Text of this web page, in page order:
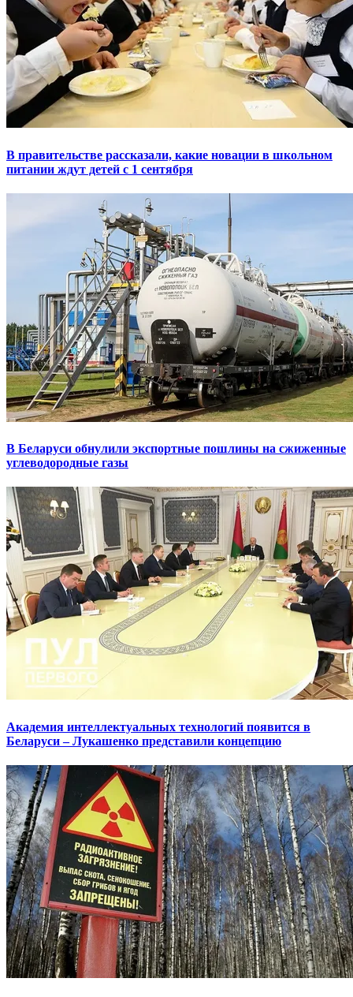
В правительстве рассказали, какие новации в школьном
питании ждут детей с 1 сентября
В Беларуси обнулили экспортные пошлины на сжиженные
углеводородные газы
Академия интеллектуальных технологий появится в
Беларуси – Лукашенко представили концепцию